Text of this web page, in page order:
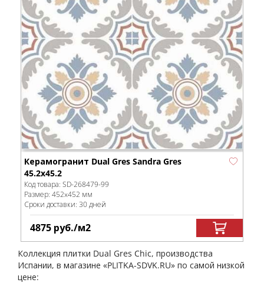
Керамогранит Dual Gres Sandra Gres
45.2x45.2
Код товара: SD-268479-99
Размер: 452x452 мм
Сроки доставки: 30 дней
4875 руб./м2
Коллекция плитки Dual Gres Chic, производства
Испании, в магазине «PLITKA-SDVK.RU» по самой низкой
цене: